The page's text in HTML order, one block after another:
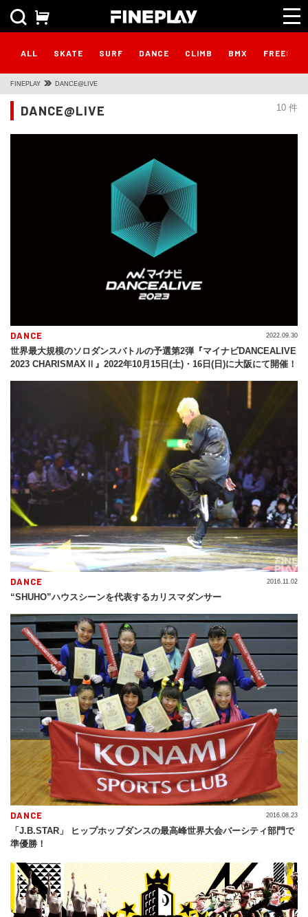
ALL SKATE SURF DANCE CLIMB BMX
FINEPLAY DANCE@LIVE
10 件
DANCE@LIVE
DANCE
世界最大規模のソロダンスバトルの予選第2弾『マイナビDANCEALIVE
2023 CHARISMAXⅡ』2022年10月15日(土)・16日(日)に大阪にて開催！
2022.09.30
DANCE
“SHUHO”ハウスシーンを代表するカリスマダンサー
2016.11.02
DANCE
「J.B.STAR」 ヒップホップダンスの最高峰世界大会バーシティ部門で
準優勝！
2016.08.23